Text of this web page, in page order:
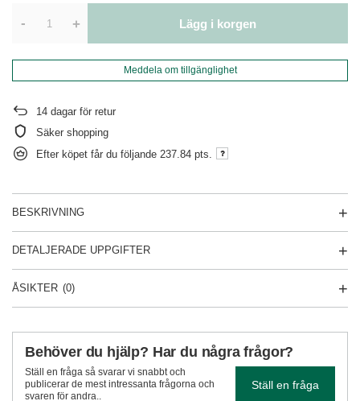
- + Lägg i korgen
Meddela om tillgänglighet
14 dagar för retur
Säker shopping
Efter köpet får du följande 237.84 pts.
BESKRIVNING
DETALJERADE UPPGIFTER
ÅSIKTER (0)
Behöver du hjälp? Har du några frågor?
Ställ en fråga så svarar vi snabbt och
publicerar de mest intressanta frågorna och
svaren för andra..
Ställ en fråga